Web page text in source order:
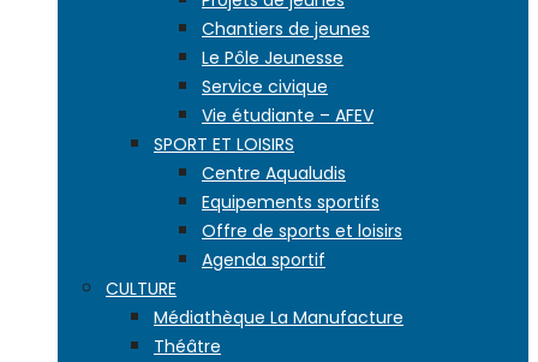
Chantiers de jeunes
Le Pôle Jeunesse
Service civique
Vie étudiante – AFEV
SPORT ET LOISIRS
Centre Aqualudis
Equipements sportifs
Offre de sports et loisirs
Agenda sportif
CULTURE
Médiathèque La Manufacture
Théâtre